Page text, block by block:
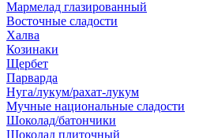
Мармелад глазированный
Восточные сладости
Халва
Козинаки
Щербет
Парварда
Нуга/лукум/рахат-лукум
Мучные национальные сладости
Шоколад/батончики
Шоколад плиточный